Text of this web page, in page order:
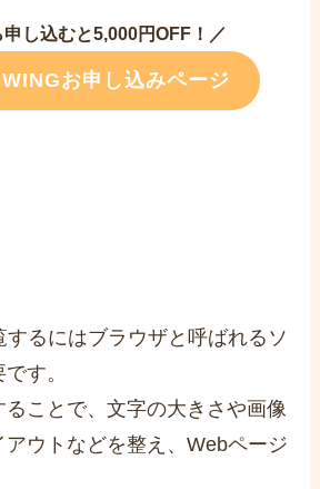
申し込むと5,000円OFF！／
お申し込みページ
るにはブラウザと呼ばれるソ
す。
ことで、文字の大きさや画像
ウトなどを整え、Webページ